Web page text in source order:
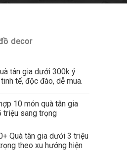
decor
tân gia dưới 300k ý
tế, độc đáo, dễ mua.
10 món quà tân gia
triệu sang trọng
Quà tân gia dưới 3 triệu
theo xu hướng hiện